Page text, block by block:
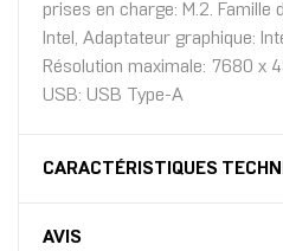
prises en charge: M.2. Famille
Intel, Adaptateur graphique:
Résolution maximale: 7680 x
USB: USB Type-A
CARACTÉRISTIQUES
AVIS